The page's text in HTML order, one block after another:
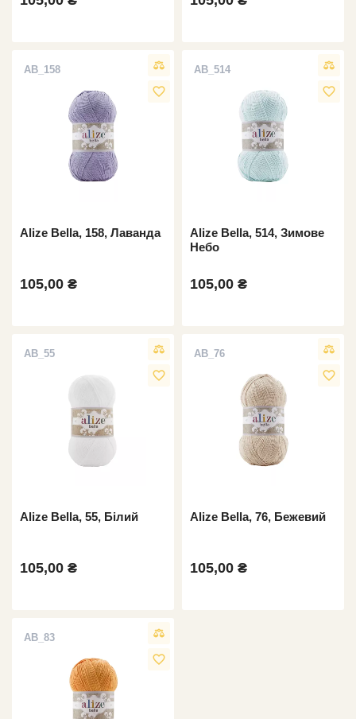
AB_158
favorite_border
Alize Bella, 158, Лаванда
105,00 ₴
AB_514
favorite_border
Alize Bella, 514, Зимове
Небо
105,00 ₴
AB_55
favorite_border
Alize Bella, 55, Білий
105,00 ₴
AB_76
favorite_border
Alize Bella, 76, Бежевий
105,00 ₴
AB_83
favorite_border